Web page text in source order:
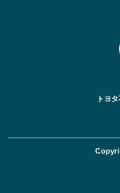
トヨ